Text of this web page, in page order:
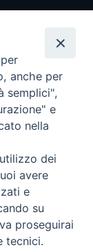
riservati - Vita
Torna
anche per
semplici",
e
nella
dei
avere
e
su
proseguirai
tecnici.